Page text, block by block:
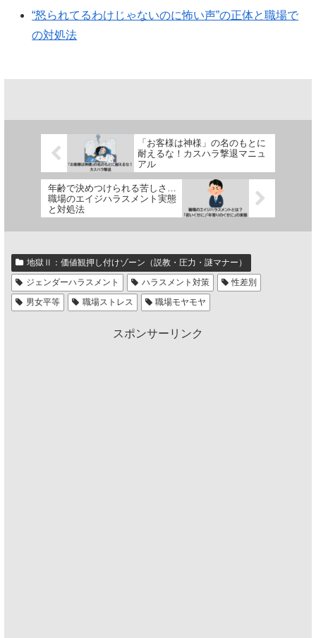
“怒られてるわけじゃないのに怖い声”の正体と職場で
の対処法
「お客様は神様」の名のもとに
耐えるな！カスハラ撃退マニュ
アル
年齢で決めつけられる苦しさ…
職場のエイジハラスメント実態
と対処法
地獄Ⅱ：価値観押し付けゾーン（説教・圧力・謎マナー）
ジェンダーハラスメント
ハラスメント対策
性差別
男女平等
職場ストレス 職場モヤモヤ
スポンサーリンク